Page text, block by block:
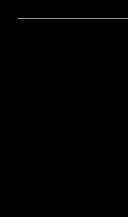
Hasznos linkek